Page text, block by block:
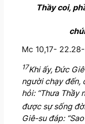
Thầy coi,
Mc 10,17-
17Khi ấy, Đức
người chạy đến,
hỏi: “Thưa Thầy
được sự sống
Giê-su đáp: